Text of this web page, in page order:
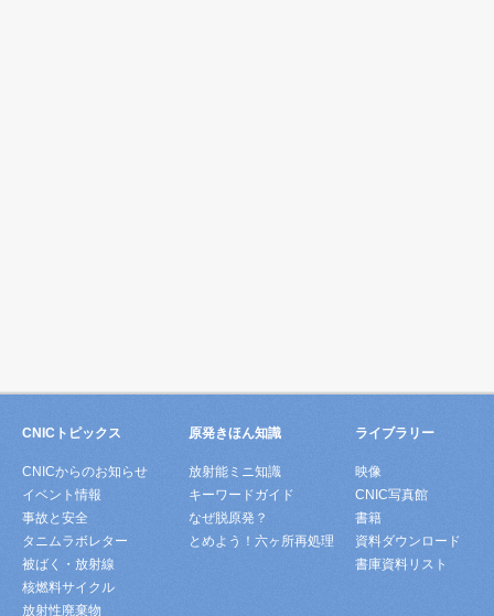
CNICトピックス
CNICからのお知らせ
イベント情報
事故と安全
タニムラボレター
被ばく・放射線
核燃料サイクル
放射性廃棄物
原発きほん知識
放射能ミニ知識
キーワードガイド
なぜ脱原発？
とめよう！六ヶ所再処理
ライブラリー
映像
CNIC写真館
書籍
資料ダウンロード
書庫資料リスト